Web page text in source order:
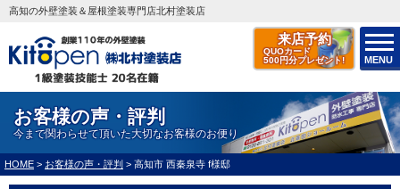
来店予約
QUOカード
500円分プレゼント!
MENU
高知の外壁塗装＆屋根塗装専門店北村塗装店
お客様の声・評判
今まで関わらせて頂いた大切なお客様のお便り
HOME > お客様の声・評判 > 高知市 西秦泉寺 f様邸